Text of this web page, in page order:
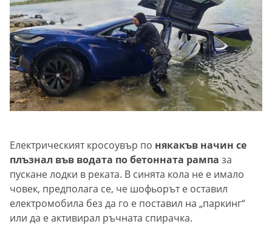
Електрическият кросоувър по някакъв начин се
плъзнал във водата по бетонната рампа за
пускане лодки в реката. В синята кола не е имало
човек, предполага се, че шофьорът е оставил
електромобила без да го е поставил на „паркинг“
или да е активирал ръчната спирачка.